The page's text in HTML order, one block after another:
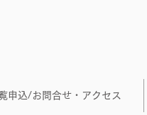
申込/お問合せ・アクセス